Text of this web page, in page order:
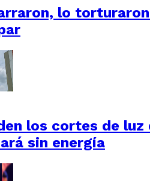
lo
los cortes de
sin energía